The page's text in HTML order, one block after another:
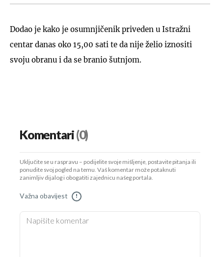
Dodao je kako je osumnjičenik priveden u Istražni
centar danas oko 15,00 sati te da nije želio iznositi
svoju obranu i da se branio šutnjom.
Komentari(0)
Uključite se u raspravu – podijelite svoje mišljenje, postavite pitanja ili
ponudite svoj pogled na temu. Vaš komentar može potaknuti
zanimljiv dijalog i obogatiti zajednicu našeg portala.
Važna obavijest !